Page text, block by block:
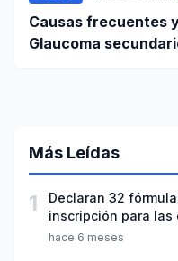
Causas frecuentes
Glaucoma
Más Leídas
1
Declaran 32
inscripción para las
hace 6 meses